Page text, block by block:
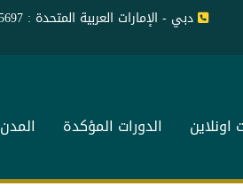
دبي - الإمارات العربية المتحدة : 0097144505697
اونلاين الدورات المؤكدة المدن